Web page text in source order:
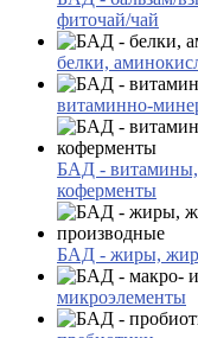
фиточай/чай
белки,
витаминно-
БАД - витамины,
коферменты
БАД - жиры,
микроэлементы